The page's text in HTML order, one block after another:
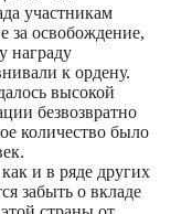
участникам
за освобождение,
награду
к ордену.
высокой
безвозвратно
количество было
и в ряде других
забыть о вкладе